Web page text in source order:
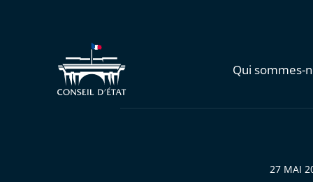
Qui sommes-
27 MAI